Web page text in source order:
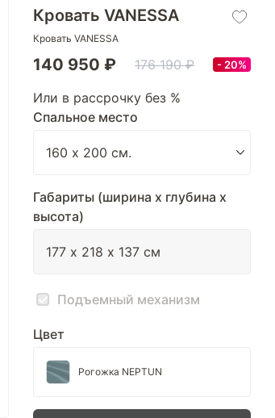
Кровать VANESSA
Кровать VANESSA
140 950 ₽ 176 190 ₽ 20%
Или в рассрочку без %
Спальное место
Габариты (ширина х глубина х
высота)
Подъемный механизм
Цвет
Рогожка NEPTUN